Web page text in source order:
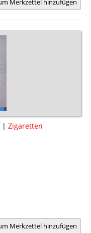
Merkzettel hinzufügen
| Zigaretten
Merkzettel hinzufügen